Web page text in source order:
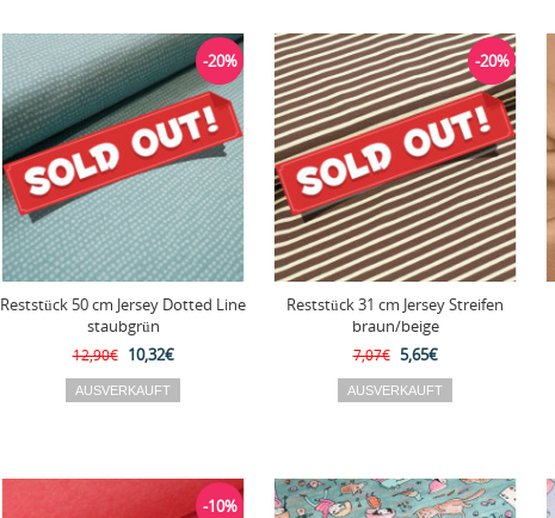
Reststück 50 cm Jersey Dotted Line
staubgrün
12,90€ 10,32€
-20%
Reststück 31 cm Jersey Streifen
braun/beige
7,07€ 5,65€
-20%
-10%